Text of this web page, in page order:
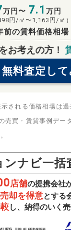
万円〜 7.1 万円
円/㎡〜 1,163 円/㎡）
前の賃料価格相場
お考えの方！
無料査定 し
料査定スタ
される価格相場は
売買・賃貸事例デー
ンナビ一括
店舗の提携会社
売却を得意とする
し、納得のいく